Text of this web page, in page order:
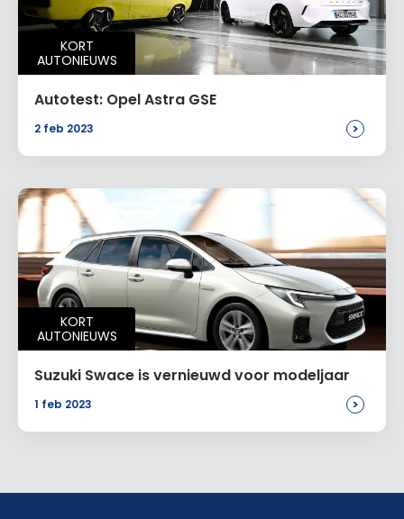
KORT
AUTONIEUWS
Autotest: Opel Astra GSE
2 feb 2023 >
KORT
AUTONIEUWS
Suzuki Swace is vernieuwd voor modeljaar
1 feb 2023 >